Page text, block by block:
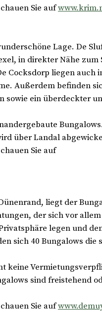
Sie auf
Lage. De
in direkter Nähe zum
Cocksdorp liegen auch
Außerdem befinden
sowie ein überdeckter
über Landal
Sie auf
liegt der
der sich vor
legen und
sich 40 Bungalows die
keine
sind freistehend
Sie auf